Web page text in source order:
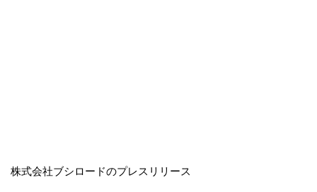
株式会社ブシロードのプレスリリース